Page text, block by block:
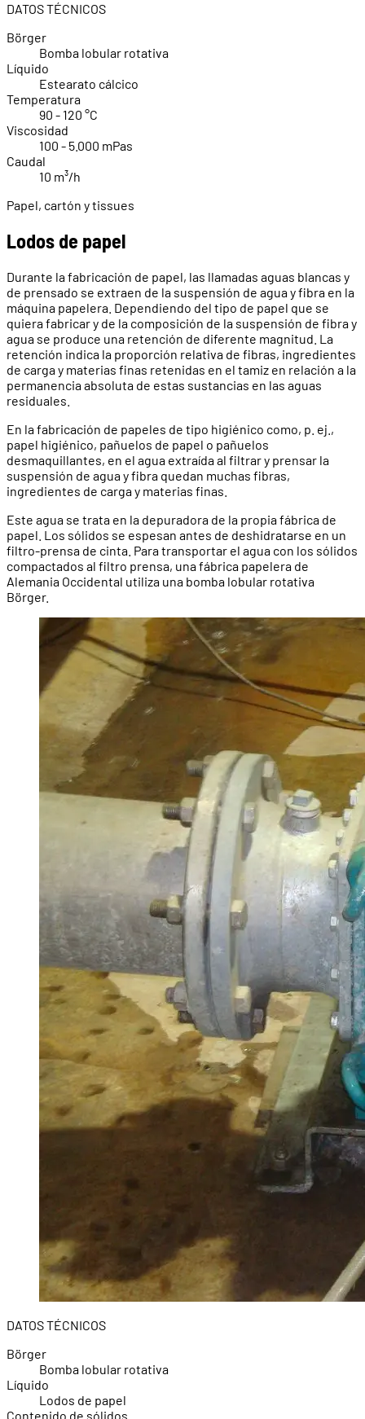
DATOS TÉCNICOS
Börger
Bomba lobular rotativa
Líquido
Estearato cálcico
Temperatura
90 - 120 °C
Viscosidad
100 - 5.000 mPas
Caudal
10 m³/h
Papel, cartón y tissues
Lodos de papel
Durante la fabricación de papel, las llamadas aguas blancas y
de prensado se extraen de la suspensión de agua y fibra en la
máquina papelera. Dependiendo del tipo de papel que se
quiera fabricar y de la composición de la suspensión de fibra y
agua se produce una retención de diferente magnitud. La
retención indica la proporción relativa de fibras, ingredientes
de carga y materias finas retenidas en el tamiz en relación a la
permanencia absoluta de estas sustancias en las aguas
residuales.
En la fabricación de papeles de tipo higiénico como, p. ej.,
papel higiénico, pañuelos de papel o pañuelos
desmaquillantes, en el agua extraída al filtrar y prensar la
suspensión de agua y fibra quedan muchas fibras,
ingredientes de carga y materias finas.
Este agua se trata en la depuradora de la propia fábrica de
papel. Los sólidos se espesan antes de deshidratarse en un
filtro-prensa de cinta. Para transportar el agua con los sólidos
compactados al filtro prensa, una fábrica papelera de
Alemania Occidental utiliza una bomba lobular rotativa
Börger.
DATOS TÉCNICOS
Börger
Bomba lobular rotativa
Líquido
Lodos de papel
Contenido de sólidos